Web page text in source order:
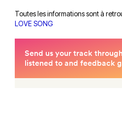
Toutes les informations sont à
LOVE SONG